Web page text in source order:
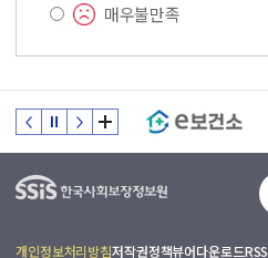
매우불만족
개인정보처리방침저작권정책뷰어다운로드RSS